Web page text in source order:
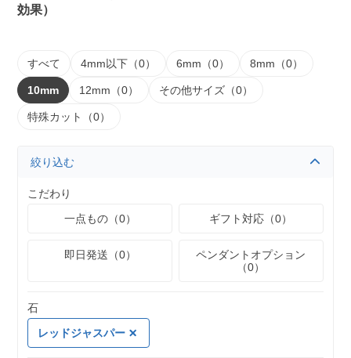
効果）
すべて 4mm以下（0） 6mm（0） 8mm（0）
10mm 12mm（0） その他サイズ（0）
特殊カット（0）
絞り込む
こだわり
一点もの（0）
ギフト対応（0）
即日発送（0）
ペンダントオプション
（0）
石
レッドジャスパー